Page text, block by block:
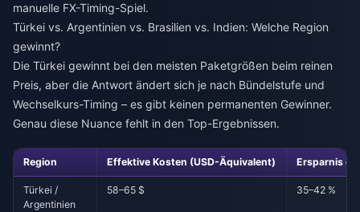
manuelle FX-Timing-Spiel.
Türkei vs. Argentinien vs. Brasilien vs. Indien: Welche Region
gewinnt?
Die Türkei gewinnt bei den meisten Paketgrößen beim reinen
Preis, aber die Antwort ändert sich je nach Bündelstufe und
Wechselkurs-Timing – es gibt keinen permanenten Gewinner.
Genau diese Nuance fehlt in den Top-Ergebnissen.
Region Effektive Kosten (USD-Äquivalent) Ersparnis
Türkei /
Argentinien
58–65 $ 35–42 %